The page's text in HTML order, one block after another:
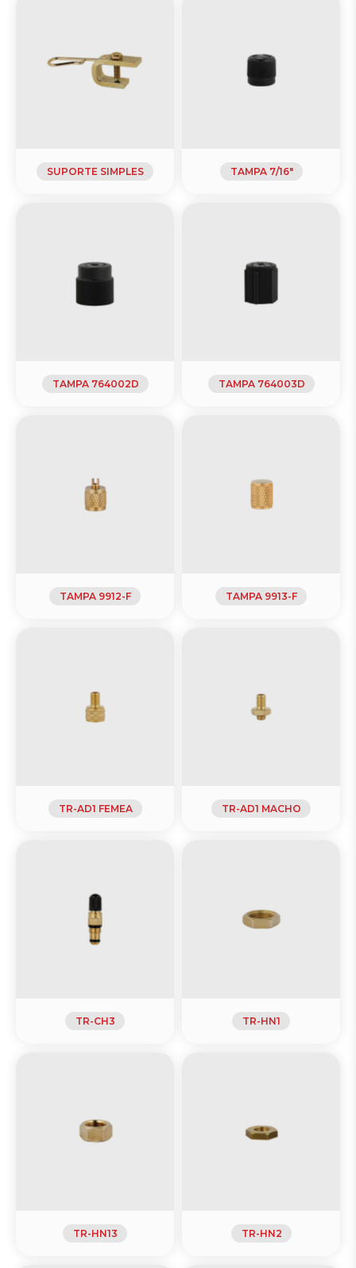
SUPORTE SIMPLES TAMPA 7/16"
TAMPA 764002D TAMPA 764003D
TAMPA 9912-F TAMPA 9913-F
TR-AD1 FEMEA TR-AD1 MACHO
TR-CH3 TR-HN1
TR-HN13 TR-HN2